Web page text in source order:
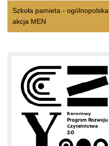
Szkoła pamieta - ogólnopolska
akcja MEN